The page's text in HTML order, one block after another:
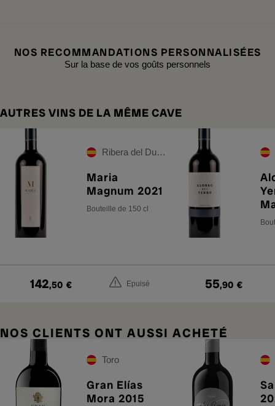
NOS RECOMMANDATIONS PERSONNALISÉES
Sur la base de vos goûts personnels
AUTRES VINS DE LA MÊME CAVE
Ribera del Duero
Maria
Magnum 2021
Bouteille de 150 cl
142,50 € Epuisé 55,90 €
NOS CLIENTS ONT AUSSI ACHETÉ
Toro
Gran Elías
Mora 2015